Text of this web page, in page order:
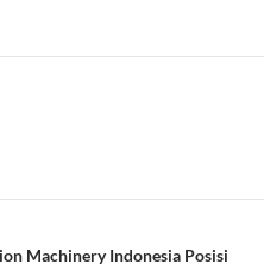
Machinery Indonesia Posisi